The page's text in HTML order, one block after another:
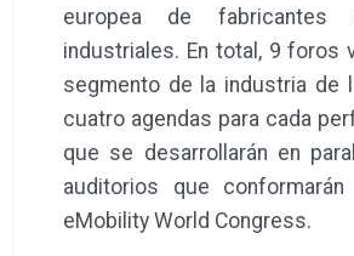
europea de fabricantes
industriales. En total, 9 foros
segmento de la industria de
cuatro agendas para cada
que se desarrollarán en
auditorios que
eMobility World Congress.